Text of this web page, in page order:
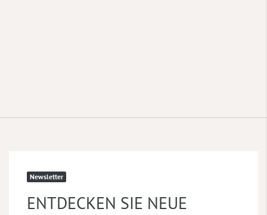
Newsletter
ENTDECKEN SIE NEUE